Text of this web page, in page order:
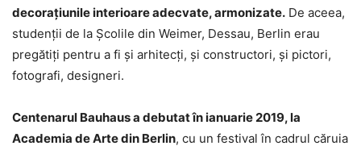
decoraţiunile interioare adecvate, armonizate. De aceea,
studenţii de la Şcolile din Weimer, Dessau, Berlin erau
pregătiţi pentru a fi şi arhitecţi, şi constructori, şi pictori,
fotografi, designeri.
Centenarul Bauhaus a debutat în ianuarie 2019, la
Academia de Arte din Berlin, cu un festival în cadrul căruia